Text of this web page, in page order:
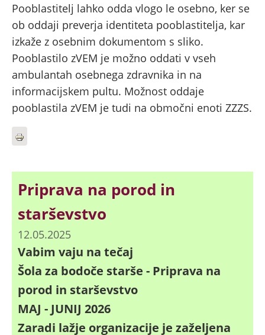
Pooblastitelj lahko odda vlogo le osebno, ker se
ob oddaji preverja identiteta pooblastitelja, kar
izkaže z osebnim dokumentom s sliko.
Pooblastilo zVEM je možno oddati v vseh
ambulantah osebnega zdravnika in na
informacijskem pultu. Možnost oddaje
pooblastila zVEM je tudi na območni enoti ZZZS.
Priprava na porod in
starševstvo
12.05.2025
Vabim vaju na tečaj
Šola za bodoče starše - Priprava na
porod in starševstvo
MAJ - JUNIJ 2026
Zaradi lažje organizacije je zaželjena